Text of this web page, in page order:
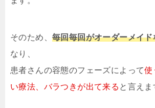
そのため、 毎回毎回がオーダーメイ
なり、
患者さんの容態のフェーズによって使
い療法、バラつきが出て来る と言えま